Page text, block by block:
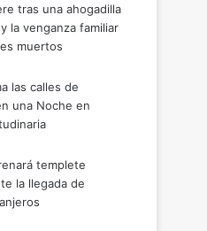
tras una ahogadilla
la venganza familiar
muertos
las calles de
una Noche en
templete
la llegada de